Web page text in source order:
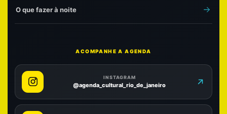
O que fazer à noite
ACOMPANHE A AGENDA
INSTAGRAM
@agenda_cultural_rio_de_janeiro